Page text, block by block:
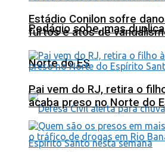
Pedágio sobe, mas
Norte do ES
Estádio Conilon sofre
furtos e atos de
Pai vem do RJ, retira o
acaba preso no Norte do